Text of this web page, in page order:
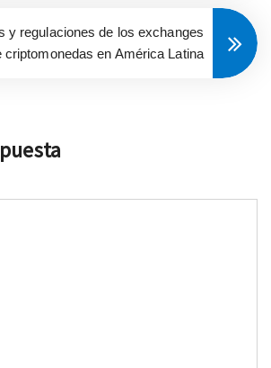
y regulaciones de los exchanges
criptomonedas en América Latina